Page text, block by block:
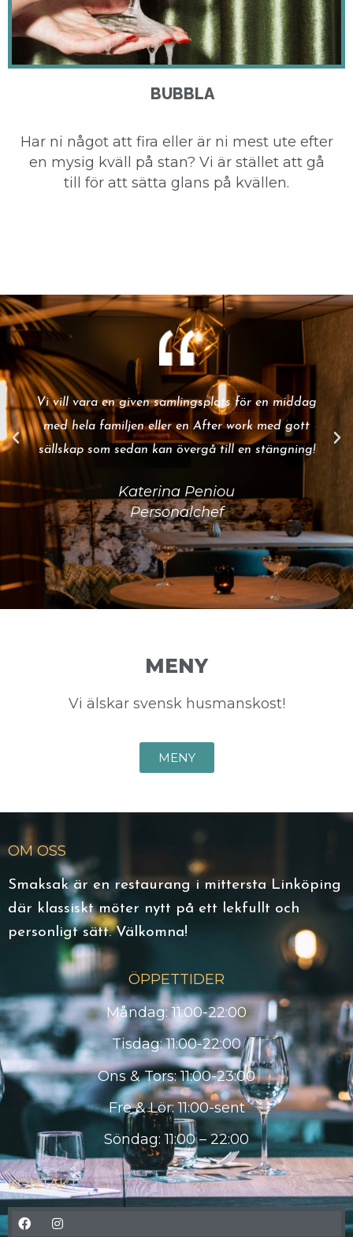
BUBBLA
Har ni något att fira eller är ni mest ute efter
en mysig kväll på stan? Vi är stället att gå
till för att sätta glans på kvällen.
Vi vill vara en given samlingsplats för en middag
med hela familjen eller en After work med gott
sällskap som sedan kan övergå till en stängning!
Katerina Peniou
Personalchef
MENY
Vi älskar svensk husmanskost!
MENY
OM OSS
Smaksak är en restaurang i mittersta Linköping
där klassiskt möter nytt på ett lekfullt och
personligt sätt. Välkomna!
ÖPPETTIDER
Måndag: 11:00-22:00
Tisdag: 11:00-22:00
Ons & Tors: 11:00-23:00
Fre & Lör: 11:00-sent
Söndag: 11:00 – 22:00
KONTAKT